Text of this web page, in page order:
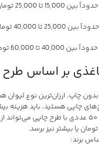
تا 25,000 تومان
تا 40,000 تومان
تا 60,000 تومان
بر اساس
چاپ، ارزان‌ترین نوع لیوان
چاپی هستید، باید هزینه
برند: